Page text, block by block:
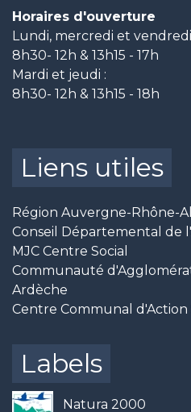
Horaires d'ouverture
Lundi, mercredi et
8h30- 12h & 13h15 - 17h
Mardi et jeudi :
8h30- 12h & 13h15 - 18h
Liens utiles
Région Auvergne-Rhône-
Conseil Départemental de
MJC Centre Social
Communauté
Ardèche
Centre Communal d'Action
Labels
Natura 2000